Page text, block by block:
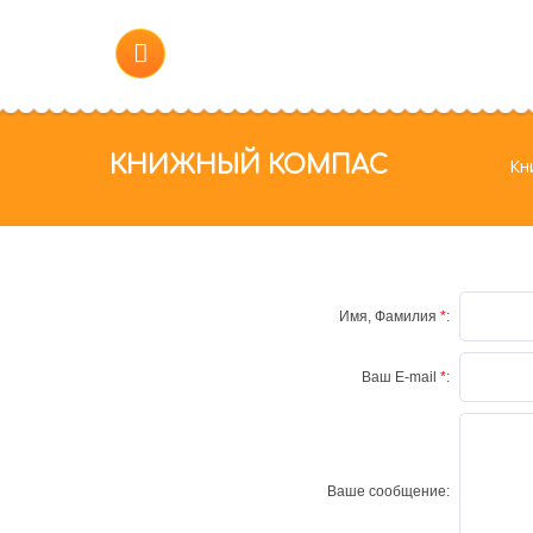
КНИЖНЫЙ КОМПАС
Имя, Фамилия *:
Ваш E-mail *:
Ваше сообщение: